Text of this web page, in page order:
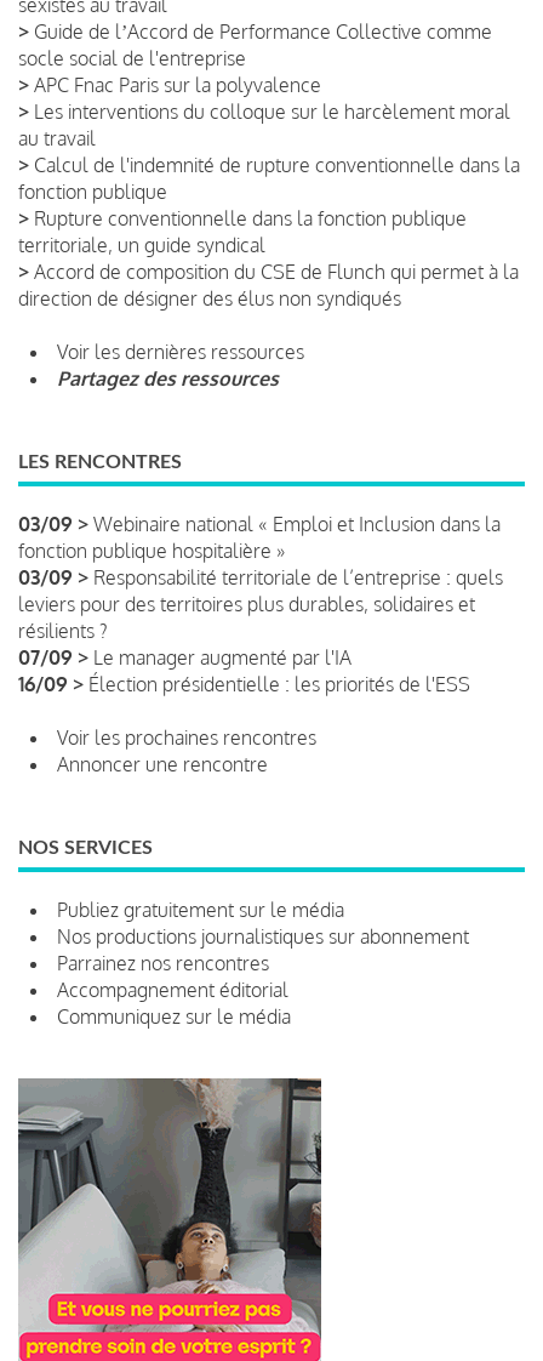
> Guide de lʼAccord de Performance Collective comme
socle social de l'entreprise
> APC Fnac Paris sur la polyvalence
> Les interventions du colloque sur le harcèlement moral
au travail
> Calcul de l'indemnité de rupture conventionnelle dans la
fonction publique
> Rupture conventionnelle dans la fonction publique
territoriale, un guide syndical
> Accord de composition du CSE de Flunch qui permet à la
direction de désigner des élus non syndiqués
Voir les dernières ressources
Partagez des ressources
LES RENCONTRES
03/09 > Webinaire national « Emploi et Inclusion dans la
fonction publique hospitalière »
03/09 > Responsabilité territoriale de l’entreprise : quels
leviers pour des territoires plus durables, solidaires et
résilients ?
07/09 > Le manager augmenté par l'IA
16/09 > Élection présidentielle : les priorités de l'ESS
Voir les prochaines rencontres
Annoncer une rencontre
NOS SERVICES
Publiez gratuitement sur le média
Nos productions journalistiques sur abonnement
Parrainez nos rencontres
Accompagnement éditorial
Communiquez sur le média